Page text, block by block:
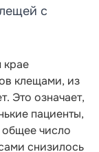
с
крае
клещами, из
Это означает,
пациенты,
число
снизилось